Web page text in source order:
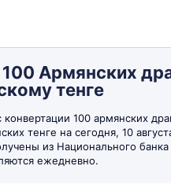
Армянских
тенге
100 армянских
тенге на сегодня, 10
из Национального банка
ежедневно.